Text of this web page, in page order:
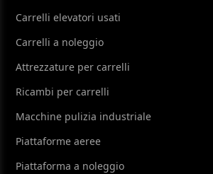
Carrelli elevatori usati
Carrelli a noleggio
Attrezzature per carrelli
Ricambi per carrelli
Macchine pulizia industriale
Piattaforme aeree
Piattaforma a noleggio